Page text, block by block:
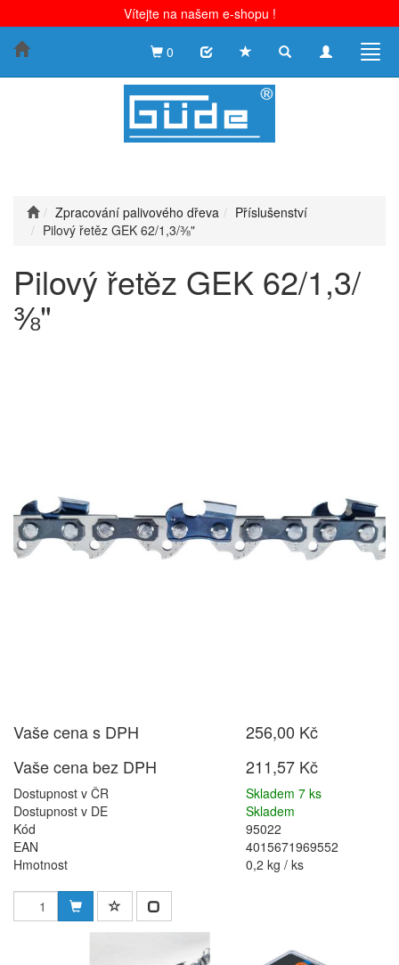
Vítejte na našem e-shopu !
Toggle
Toggle
0
Zpracování palivového dřeva
Příslušenství
Pilový řetěz GEK 62/1,3/⅜"
Pilový řetěz GEK 62/1,3/
⅜"
Vaše cena s DPH
256,00 Kč
Vaše cena bez DPH
211,57 Kč
Dostupnost v ČR
Skladem 7 ks
Dostupnost v DE
Skladem
Kód
95022
EAN
4015671969552
Hmotnost
0,2 kg / ks